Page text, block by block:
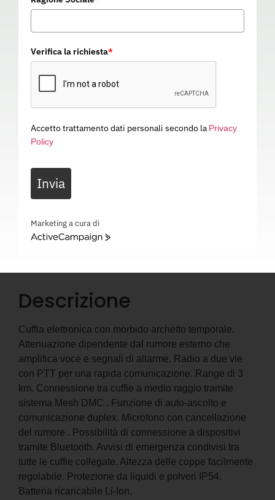
CUFFIA SONIS COMM
09H024 Categoria
CUFFIA SONIS COMM – EN 352-1: SNR 34 dB – EN 352-4 – EN 352-6 – EN 352-8 – 09H024
Descrizione
Cuffia elettronica con morbido archetto temporale.
Attenuazione dipendente dal rumore esterno che
amplifica voce e segnali di allarme. Radio a due vie
con PTT per una rapida comunicazione. Range di 3
km. Connessione tra cuffie a medio raggio tramite
sistema Mesh DMC . Funzione di auto-ascolto e
comunicazione duplex. Microfono con cancellazione
del rumore . Possibilità di connessione a dispositivi
tramite Bluetooth. Avvisi di emergenza condivisi tra
tutte le cuffie collegate. Altezza delle coppe facilmente
regolabile. Protezione da liquidi e polveri IP54.
Batteria ricaricabile Li-Ion.
Verifica la richiesta*
Accetto trattamento dati personali secondo la Privacy
Policy
Invia
Marketing a cura di
ActiveCampaign